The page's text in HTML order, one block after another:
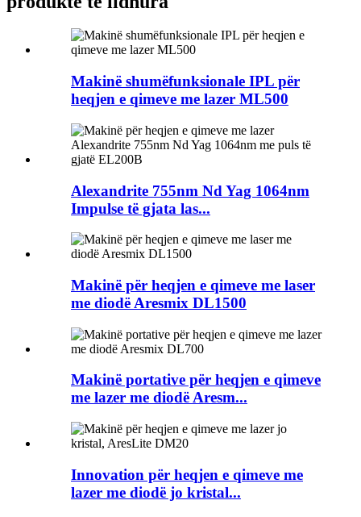
Makinë shumëfunksionale IPL për
heqjen e qimeve me lazer ML500
Alexandrite 755nm Nd Yag 1064nm
Impulse të gjata las...
Makinë për heqjen e qimeve me laser
me diodë Aresmix DL1500
Makinë portative për heqjen e qimeve
me lazer me diodë Aresm...
Innovation për heqjen e qimeve me
lazer me diodë jo kristal...